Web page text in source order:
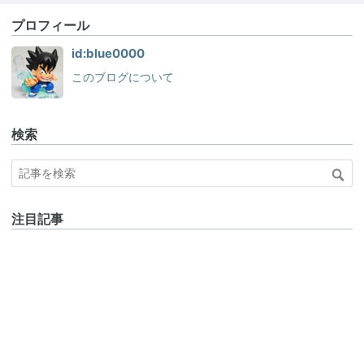
プロフィール
id:blue0000
このブログについて
検索
注目記事